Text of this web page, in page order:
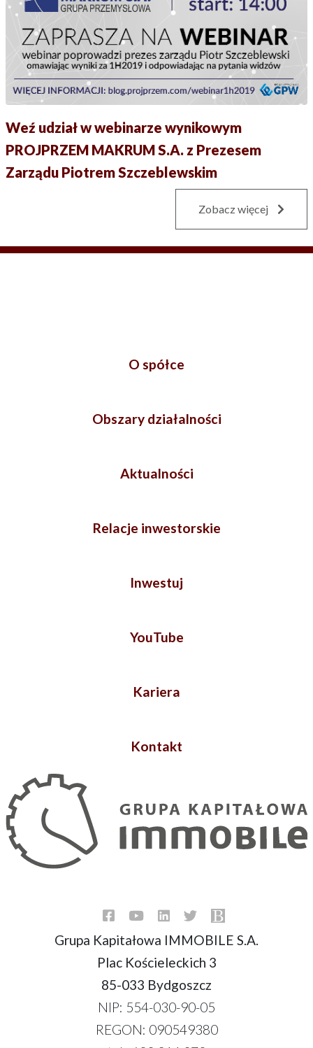
Weź udział w webinarze wynikowym
PROJPRZEM MAKRUM S.A. z Prezesem
Zarządu Piotrem Szczeblewskim
Zobacz więcej
O spółce
Obszary działalności
Aktualności
Relacje inwestorskie
Inwestuj
YouTube
Kariera
Kontakt
Grupa Kapitałowa IMMOBILE S.A.
Plac Kościeleckich 3
85-033 Bydgoszcz
NIP: 554-030-90-05
REGON: 090549380